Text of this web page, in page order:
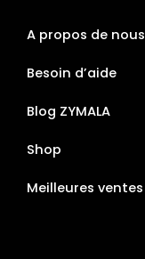
A propos de nous
Besoin d’aide
Blog ZYMALA
Shop
Meilleures ventes